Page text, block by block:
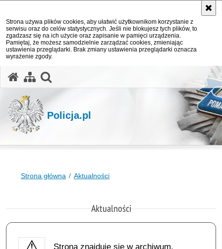
Strona używa plików cookies, aby ułatwić użytkownikom korzystanie z
serwisu oraz do celów statystycznych. Jeśli nie blokujesz tych plików, to
zgadzasz się na ich użycie oraz zapisanie w pamięci urządzenia.
Pamiętaj, że możesz samodzielnie zarządzać cookies, zmieniając
ustawienia przeglądarki. Brak zmiany ustawienia przeglądarki oznacza
wyrażenie zgody.
Policja.pl
Strona główna Aktualności
Aktualności
Strona znajduje się w archiwum.